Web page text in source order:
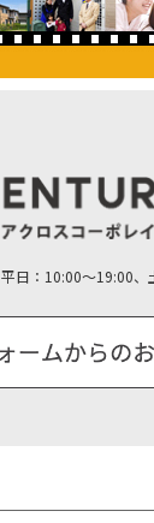
平日：10:00～19:00、